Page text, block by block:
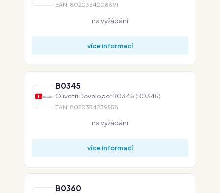
EAN: 8020334208691
na vyžádání
více informací
B0345
Olivetti Developer B0345 (B0345)
EAN: 8020334239558
na vyžádání
více informací
B0360